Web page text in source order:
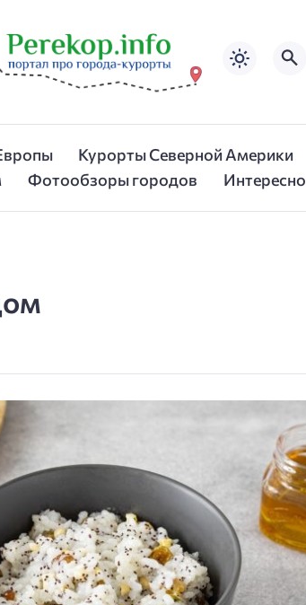
Курорты Северной Америки
Фотообзоры городов Интересно